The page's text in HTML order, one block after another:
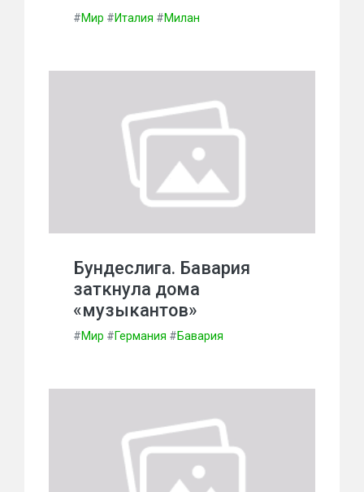
#Мир #Италия #Милан
Бундеслига. Бавария
заткнула дома
«музыкантов»
#Мир #Германия #Бавария